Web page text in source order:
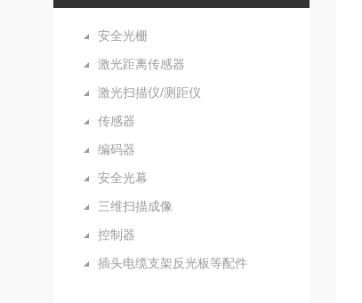
安全光栅
激光距离传感器
激光扫描仪/测距仪
传感器
编码器
安全光幕
三维扫描成像
控制器
插头电缆支架反光板等配件